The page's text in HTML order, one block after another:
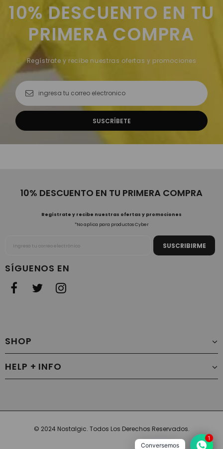
10% DESCUENTO EN TU
PRIMERA COMPRA
Regístrate y recibe nuestras ofertas y promociones
SHOP
HELP + INFO
SÍGUENOS EN
10% DESCUENTO EN TU PRIMERA COMPRA
Regístrate y recibe nuestras ofertas y promociones
*No aplica para productos Cyber
© 2024 Nostalgic. Todos Los Derechos Reservados.
Conversemos
1